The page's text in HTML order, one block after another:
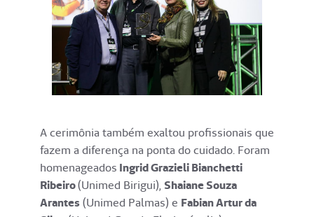
A cerimônia também exaltou profissionais que
fazem a diferença na ponta do cuidado. Foram
homenageados Ingrid Grazieli Bianchetti
Ribeiro(Unimed Birigui), Shaiane Souza
Arantes(Unimed Palmas) e Fabian Artur da